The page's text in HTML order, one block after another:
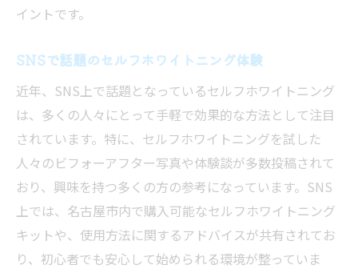
イントです。
SNSで話題のセルフホワイトニング体験
近年、SNS上で話題となっているセルフホワイトニング
は、多くの人々にとって手軽で効果的な方法として注目
されています。特に、セルフホワイトニングを試した
人々のビフォーアフター写真や体験談が多数投稿されて
おり、興味を持つ多くの方の参考になっています。SNS
上では、名古屋市内で購入可能なセルフホワイトニング
キットや、使用方法に関するアドバイスが共有されてお
り、初心者でも安心して始められる環境が整っていま